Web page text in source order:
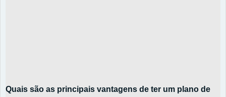
Quais são as principais vantagens de ter um plano de